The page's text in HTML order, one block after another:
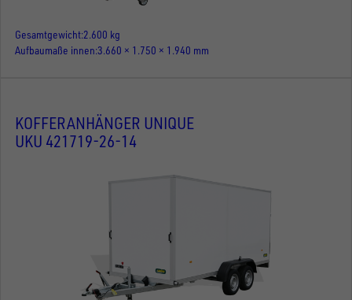
Gesamtgewicht 2.600 kg
Aufbaumaße innen 3.660 × 1.750 × 1.940 mm
KOFFERANHÄNGER UNIQUE
UKU 421719-26-14